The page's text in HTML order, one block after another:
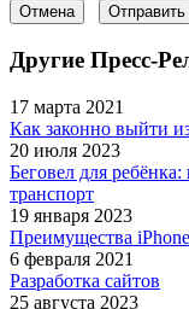
Отмена Отправить
Другие Пресс-
17 марта 2021
Как законно выйти
20 июля 2023
Беговел для
транспорт
19 января 2023
Преимущества iPhone
6 февраля 2021
Разработка сайтов
25 августа 2023